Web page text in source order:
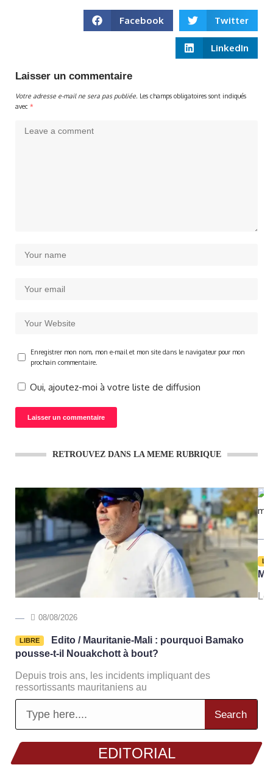
Facebook Twitter
LinkedIn
Laisser un commentaire
Votre adresse e-mail ne sera pas publiée. Les champs obligatoires sont indiqués
avec *
Enregistrer mon nom, mon e-mail et mon site dans le navigateur pour mon
prochain commentaire.
Oui, ajoutez-moi à votre liste de diffusion
RETROUVEZ DANS LA MEME RUBRIQUE
08/08/2026
LIBRE
Edito / Mauritanie-Mali : pourquoi Bamako
pousse-t-il Nouakchott à bout?
Depuis trois ans, les incidents impliquant des
ressortissants mauritaniens au
Le
Search
EDITORIAL